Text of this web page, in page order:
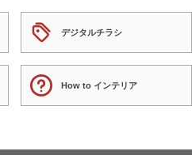
デジタルチラシ
How to インテリア